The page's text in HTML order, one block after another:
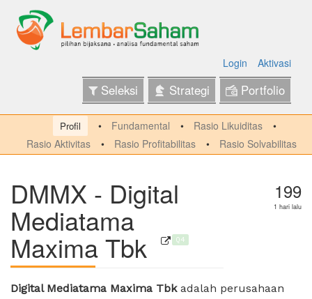
Login Aktivasi
Seleksi Strategi Portfolio
Profil Fundamental
Rasio Likuiditas
Rasio Aktivitas
Rasio Profitabilitas Rasio Solvabilitas
DMMX - Digital
Mediatama
Maxima Tbk Q4
199
1 hari lalu
Digital Mediatama Maxima Tbkadalah perusahaan